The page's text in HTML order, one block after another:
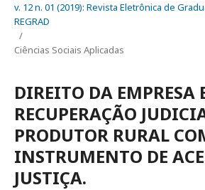
v. 12 n. 01 (2019): Revista Eletrônica de
REGRAD
/
Ciências Sociais Aplicadas
DIREITO DA EMPRESA
RECUPERAÇÃO
PRODUTOR RURAL
INSTRUMENTO DE
JUSTIÇA.